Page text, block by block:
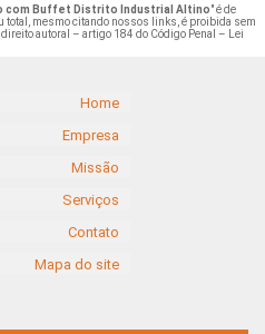
com Buffet Distrito Industrial Altino" é de
total, mesmo citando nossos links, é proibida sem
autoral – artigo 184 do Código Penal –
Lei
Home
Empresa
Missão
Serviços
Contato
Mapa do site